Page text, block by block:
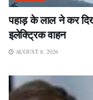
पहाड़ के लाल ने कर
इलेक्ट्रिक वाहन
AUGUST 8, 2026